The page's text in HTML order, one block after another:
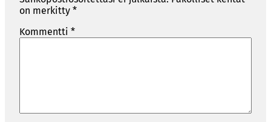
on merkitty *
Kommentti *